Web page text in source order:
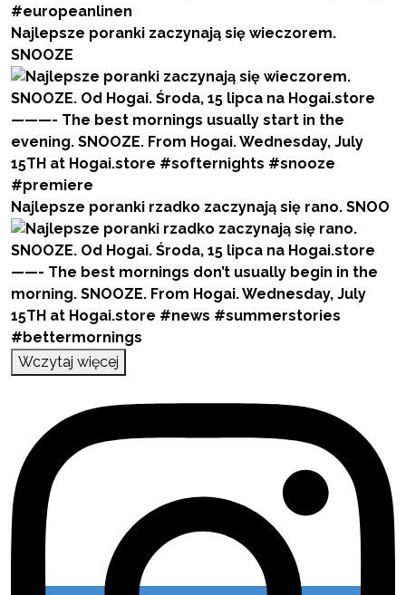
Najlepsze poranki zaczynają się wieczorem.
SNOOZE
Najlepsze poranki rzadko zaczynają się rano. SNOO
Wczytaj więcej